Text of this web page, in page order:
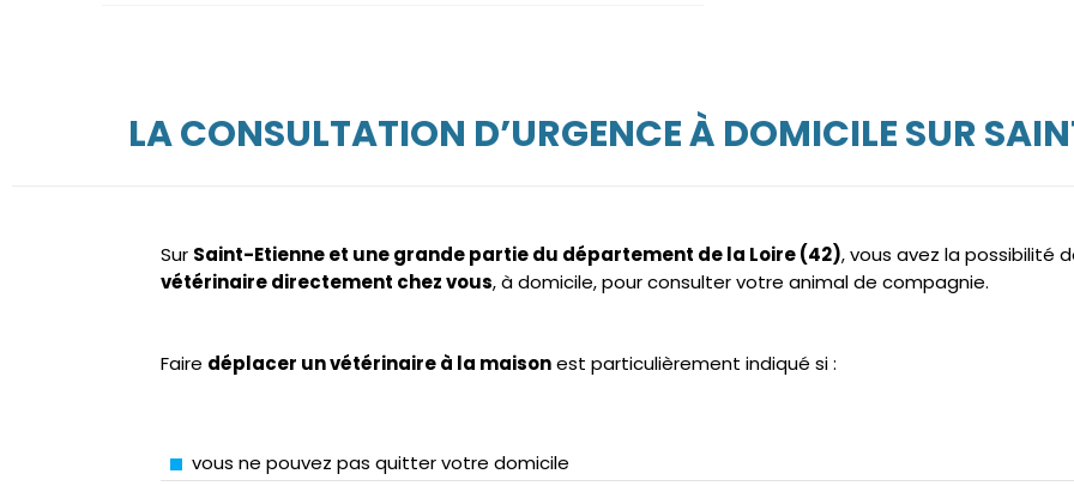
LA CONSULTATION D’URGENCE À DOMICILE SUR
Sur Saint-Etienne et une grande partie du département de la Loire (42), vous avez la possibilité
vétérinaire directement chez vous, à domicile, pour consulter votre animal de compagnie.
Faire déplacer un vétérinaire à la maisonest particulièrement indiqué si :
vous ne pouvez pas quitter votre domicile